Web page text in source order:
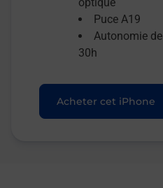
Puce A19
Autonomie de
30h
Acheter cet iPhone